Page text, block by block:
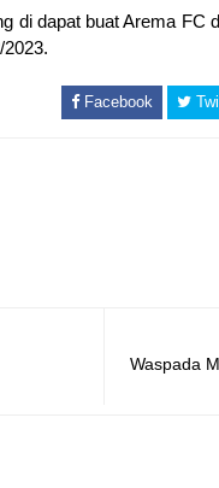
di dapat buat Arema FC
Facebook
Waspada